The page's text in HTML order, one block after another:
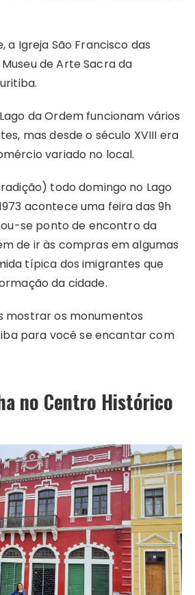
a Igreja São Francisco das
de Arte Sacra da
da Ordem funcionam vários
mas desde o século XVIII era
variado no local.
todo domingo no Lago
acontece uma feira das 9h
se ponto de encontro da
de ir às compras em algumas
típica dos imigrantes que
da cidade.
mostrar os monumentos
para você se encantar com
no Centro Histórico